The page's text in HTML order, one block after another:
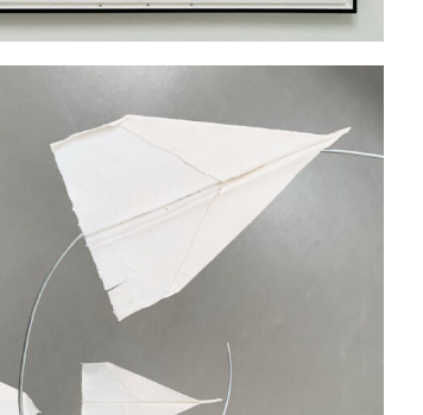
our way to shatter